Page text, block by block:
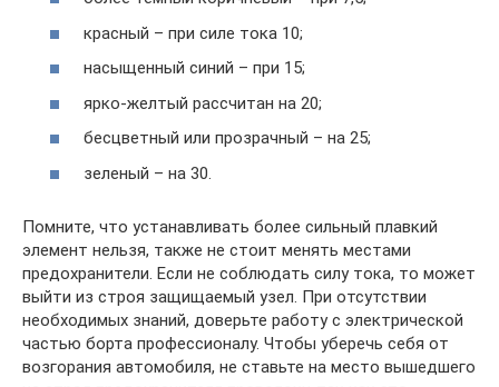
красный – при силе тока 10;
насыщенный синий – при 15;
ярко-желтый рассчитан на 20;
бесцветный или прозрачный – на 25;
зеленый – на 30.
Помните, что устанавливать более сильный плавкий
элемент нельзя, также не стоит менять местами
предохранители. Если не соблюдать силу тока, то может
выйти из строя защищаемый узел. При отсутствии
необходимых знаний, доверьте работу с электрической
частью борта профессионалу. Чтобы уберечь себя от
возгорания автомобиля, не ставьте на место вышедшего